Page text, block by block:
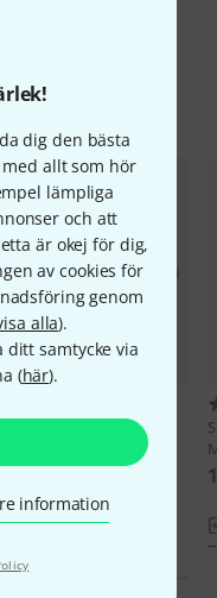
dig den bästa
allt som hör
lämpliga
och att
är okej för dig,
av cookies för
genom
alla).
ditt samtycke via
(här).
information
14"x6.5" Radio King
kr